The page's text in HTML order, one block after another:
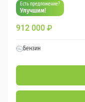
Есть предложение?
Улучшим!
912 000 ₽
Бензин